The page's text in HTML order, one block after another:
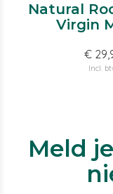
Natural
Virgin
€
Incl.
Meld